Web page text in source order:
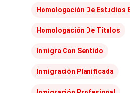
Homologación De Estudios
Homologación De Títulos
Inmigra Con Sentido
Inmigración Planificada